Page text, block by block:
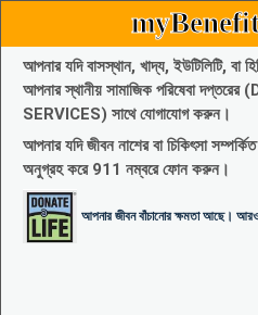
আপনার যদি বাসস্থান, খাদ্য, ইউটিলিটি, বা
আপনার স্থানীয় সামাজিক পরিষেবা
SERVICES) সাথে যোগাযোগ করুন।
আপনার যদি জীবন নাশের বা চিকিৎসা
অনুগ্রহ করে 911 নম্বরে ফোন করুন।
আপনার জীবন বাঁচানোর ক্ষমতা আছে।